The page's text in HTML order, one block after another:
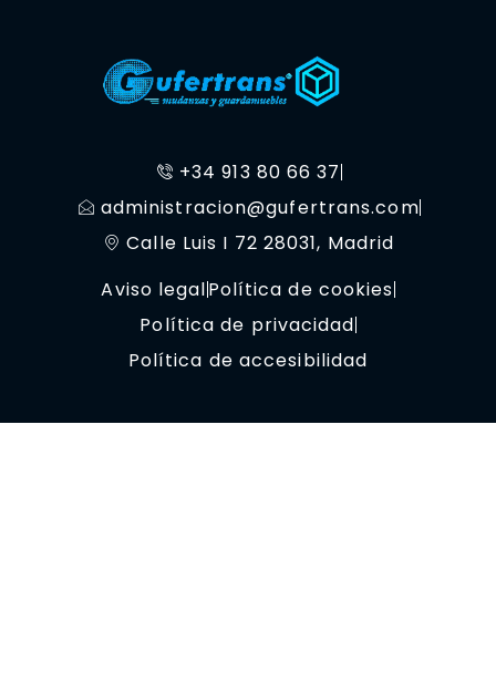
+34 913 80 66 37
administracion@gufertrans.com
Calle Luis I 72 28031, Madrid
Aviso legalPolítica de cookies
Política de privacidad
Política de accesibilidad